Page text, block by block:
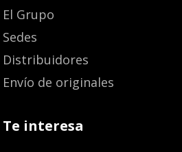
El Grupo
Sedes
Distribuidores
Envío de originales
Te interesa